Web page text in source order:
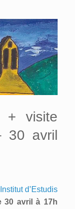
+ visite
30 avril
Institut d’Estudis
30 avril à 17h